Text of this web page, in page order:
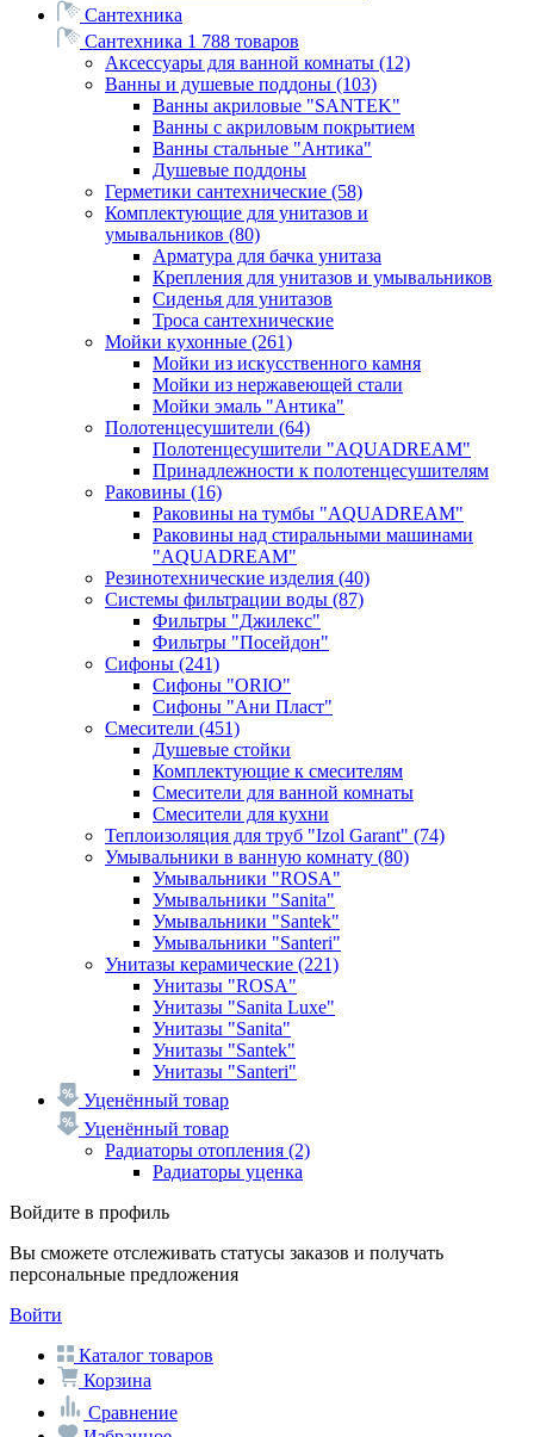
Сантехника
Сантехника 1 788 товаров
Аксессуары для ванной комнаты (12)
Ванны и душевые поддоны (103)
Ванны акриловые "SANTEK"
Ванны с акриловым покрытием
Ванны стальные "Антика"
Душевые поддоны
Герметики сантехнические (58)
Комплектующие для унитазов и
умывальников (80)
Арматура для бачка унитаза
Крепления для унитазов и умывальников
Сиденья для унитазов
Троса сантехнические
Мойки кухонные (261)
Мойки из искусственного камня
Мойки из нержавеющей стали
Мойки эмаль "Антика"
Полотенцесушители (64)
Полотенцесушители "AQUADREAM"
Принадлежности к полотенцесушителям
Раковины (16)
Раковины на тумбы "AQUADREAM"
Раковины над стиральными машинами
"AQUADREAM"
Резинотехнические изделия (40)
Системы фильтрации воды (87)
Фильтры "Джилекс"
Фильтры "Посейдон"
Сифоны (241)
Сифоны "ORIO"
Сифоны "Ани Пласт"
Смесители (451)
Душевые стойки
Комплектующие к смесителям
Смесители для ванной комнаты
Смесители для кухни
Теплоизоляция для труб "Izol Garant" (74)
Умывальники в ванную комнату (80)
Умывальники "ROSA"
Умывальники "Sanita"
Умывальники "Santek"
Умывальники "Santeri"
Унитазы керамические (221)
Унитазы "ROSA"
Унитазы "Sanita Luxe"
Унитазы "Sanita"
Унитазы "Santek"
Унитазы "Santeri"
Уценённый товар
Уценённый товар
Радиаторы отопления (2)
Радиаторы уценка
Войдите в профиль
Вы сможете отслеживать статусы заказов и получать
персональные предложения
Войти
Каталог товаров
Корзина
Сравнение